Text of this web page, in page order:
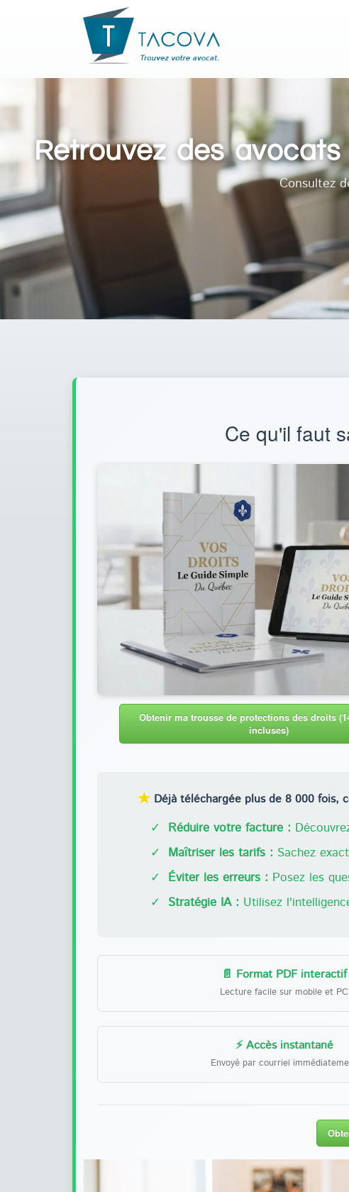
Retrouvez des
Consultez
Ce qu'il faut
Obtenir ma trousse de protections des droits
incluses)
★ Déjà téléchargée plus de 8 000 fois,
✓ Réduire votre facture :
✓ Maîtriser les tarifs : Sachez
✓ Éviter les erreurs : Posez les
✓ Stratégie IA : Utilisez
📄 Format PDF interactif
Lecture facile sur mobile et PC
⚡ Accès instantané
Envoyé par courriel